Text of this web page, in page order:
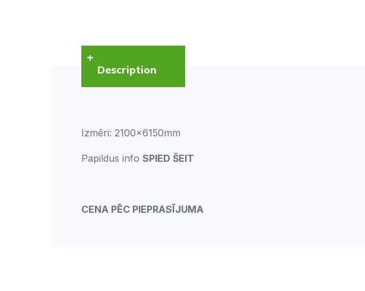
Description
Izmēri: 2100x6150mm
Papildus info SPIED ŠEIT
CENA PĒC PIEPRASĪJUMA